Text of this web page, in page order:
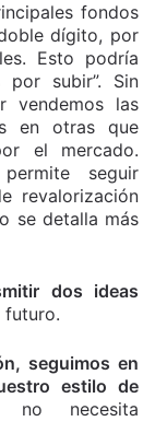
fondos
dígito, por
Esto podría
subir”. Sin
vendemos las
en otras que
el mercado.
seguir
revalorización
se detalla más
dos ideas
futuro.
seguimos en
estilo de
necesita